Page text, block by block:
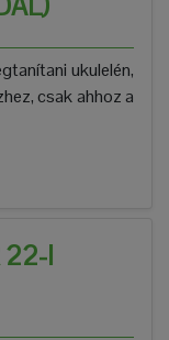
ukulelén,
csak ahhoz a
22-I